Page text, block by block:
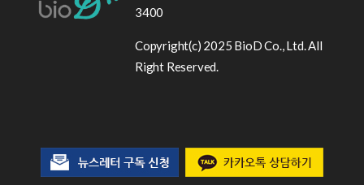
3400
Copyright(c) 2025 BioD Co., Ltd. All
Right Reserved.